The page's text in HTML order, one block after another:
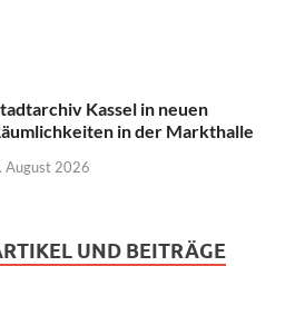
Kassel in neuen
in der Markthalle
August 2026
UND BEITRÄGE